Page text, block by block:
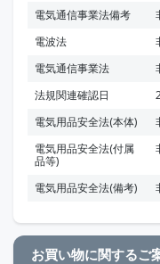
電気通信事業法備考
電波法
電気通信事業法
法規関連確認日
電気用品安全法(本体)
電気用品安全法(付属
品等)
電気用品安全法(備考)
お買い物に関するご